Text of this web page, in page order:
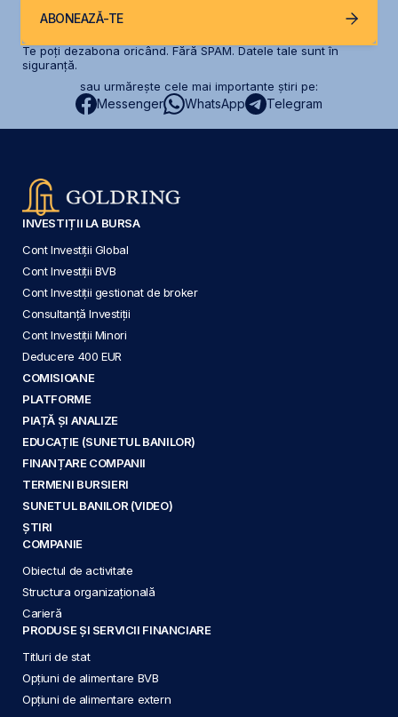
ABONEAZĂ-TE
Te poți dezabona oricând. Fără SPAM. Datele tale sunt în
siguranță.
sau urmărește cele mai importante știri pe:
Messenger WhatsApp Telegram
INVESTIȚII LA BURSA
Cont Investiții Global
Cont Investiții BVB
Cont Investiții gestionat de broker
Consultanță Investiții
Cont Investiții Minori
Deducere 400 EUR
COMISIOANE
PLATFORME
PIAȚĂ ȘI ANALIZE
EDUCAȚIE (SUNETUL BANILOR)
FINANȚARE COMPANII
TERMENI BURSIERI
SUNETUL BANILOR (VIDEO)
ȘTIRI
COMPANIE
Obiectul de activitate
Structura organizațională
Carieră
PRODUSE ȘI SERVICII FINANCIARE
Titluri de stat
Opțiuni de alimentare BVB
Opțiuni de alimentare extern